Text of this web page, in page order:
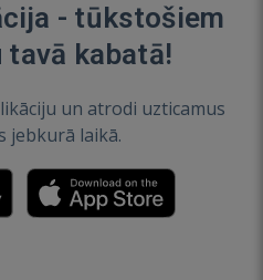
- tūkstošiem
kabatā!
un atrodi uzticamus
jebkurā laikā.